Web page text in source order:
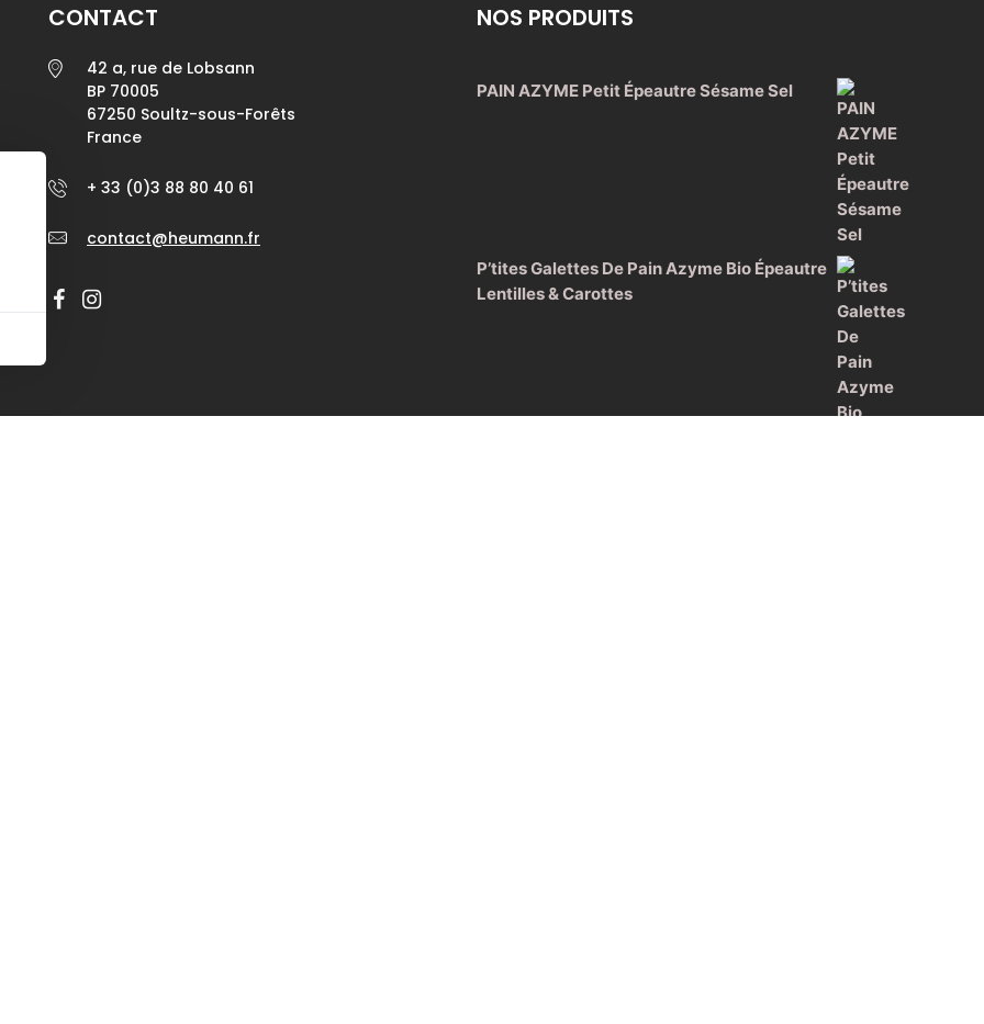
CONTACT
42 a, rue de Lobsann
BP 70005
67250 Soultz-sous-Forêts
France
+ 33 (0)3 88 80 40 61
contact@heumann.fr
NOS PRODUITS
PAIN AZYME Petit Épeautre Sésame Sel
P’tites Galettes De Pain Azyme Bio Épeautre
Lentilles & Carottes